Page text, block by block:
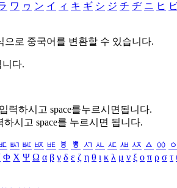
ワ ヮ ン イ ィ キ ギ シ ジ チ ヂ ニ ヒ
으로 중국어를 변환할 수 있습니다.
다.
력하시고 space를누르시면됩니다.
하시고 space를 누르시면 됩니다.
ㅴ ㅵ ㅶ ㅷ ㅸ ㅹ ㅺ ㅻ ㅼ ㅽ ㅾ ㅿ ㆀ ㆁ
Φ Χ Ψ Ω α β γ δ ε ζ η θ ι κ λ μ ν ξ ο π ρ σ τ